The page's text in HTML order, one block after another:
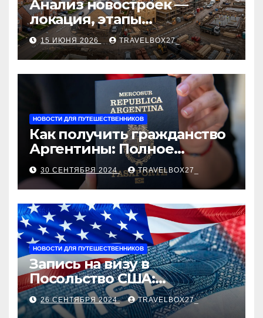
Анализ новостроек —
локация, этапы
строительства, проверка
застройщика, сценарии
оформления сделки и
рыночные ориентиры
15 ИЮНЯ 2026 TRAVELBOX27_
НОВОСТИ ДЛЯ ПУТЕШЕСТВЕННИКОВ
Как получить гражданство
Аргентины: Полное
руководство
30 СЕНТЯБРЯ 2024 TRAVELBOX27_
НОВОСТИ ДЛЯ ПУТЕШЕСТВЕННИКОВ
Запись на визу в
Посольство США:
Пошаговое руководство
26 СЕНТЯБРЯ 2024 TRAVELBOX27_